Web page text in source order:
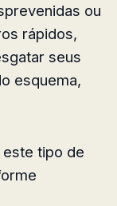
ou
rápidos,
seus
esquema,
tipo de